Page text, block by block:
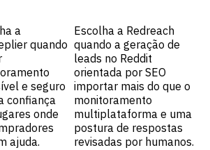
a
quando
e seguro
confiança
onde
ajuda.
Escolha a Redreach
quando a geração de
leads no Reddit
orientada por SEO
importar mais do que o
monitoramento
multiplataforma e uma
postura de respostas
revisadas por humanos.